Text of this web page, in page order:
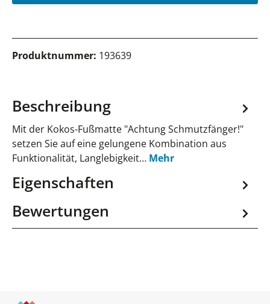
Produktnummer: 193639
Beschreibung
Mit der Kokos-Fußmatte "Achtung Schmutzfänger!"
setzen Sie auf eine gelungene Kombination aus
Funktionalität, Langlebigkeit… Mehr
Eigenschaften
Bewertungen